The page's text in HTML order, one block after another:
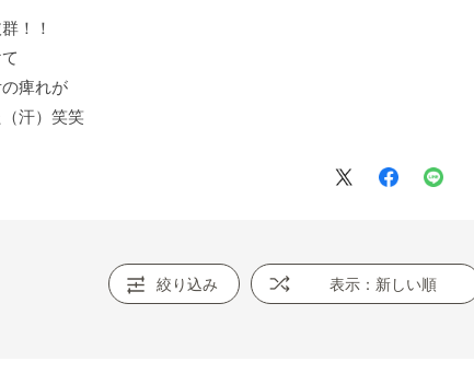
！！
痺れが
汗）笑笑
絞り込み 表示：新しい順